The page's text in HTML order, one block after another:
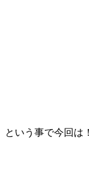
という事で今回は